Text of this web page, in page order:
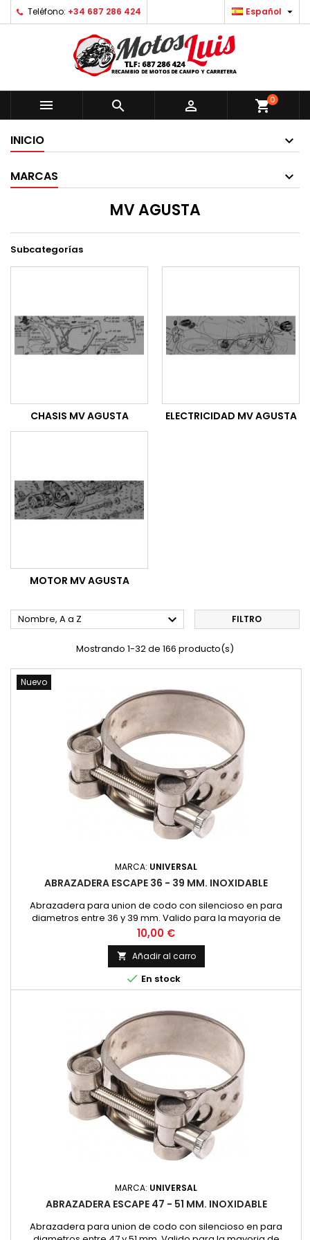
Teléfono: +34 687 286 424 Español 
   shopping_cart0
INICIO
MARCAS
MV AGUSTA
Subcategorías
CHASIS MV AGUSTA ELECTRICIDAD MV AGUSTA
MOTOR MV AGUSTA
Nombre, A a Z  FILTRO
Mostrando 1-32 de 166 producto(s)
Nuevo
MARCA: UNIVERSAL
ABRAZADERA ESCAPE 36 - 39 MM. INOXIDABLE
Abrazadera para union de codo con silencioso en para
diametros entre 36 y 39 mm. Valido para la mayoria de
modelos de pequeña cilindrada y 4 tiempos. Fabricada en
acero inoxidable con tornillo hexagonal Precio por unidad.
Precio
10,00 €
 Añadir al carro
 En stock
MARCA: UNIVERSAL
ABRAZADERA ESCAPE 47 - 51 MM. INOXIDABLE
Abrazadera para union de codo con silencioso en para